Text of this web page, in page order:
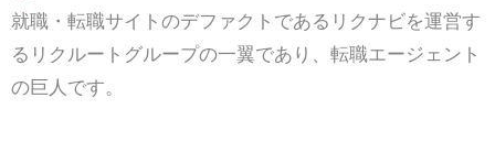
就職・転職サイトのデファクトであるリクナビを運営す
るリクルートグループの一翼であり、転職エージェント
の巨人です。